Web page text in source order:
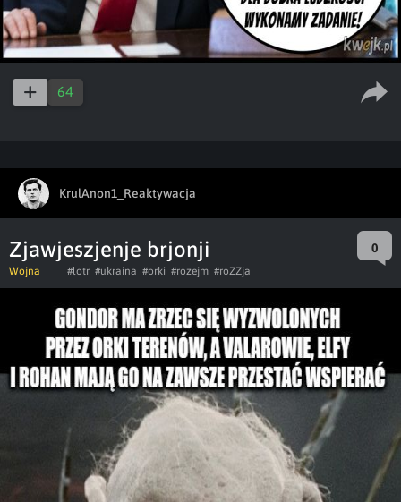
64
KrulAnon1_Reaktywacja
Zjawjeszjenje brjonji 0
Wojna #lotr #ukraina #orki #rozejm #roZZja